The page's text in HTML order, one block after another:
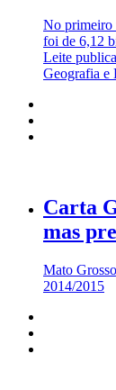
No primeiro
foi de 6,12
Leite
Geografia e
Carta
mas
Mato
2014/2015